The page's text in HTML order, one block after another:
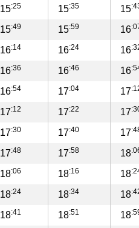
15:25 15:35 15
15:49 15:59 16
16:14 16:24 16
16:36 16:46 16
16:54 17:04 17
17:12 17:22 17
17:30 17:40 17
17:48 17:58 18
18:06 18:16 18
18:24 18:34 18
18:41 18:51 18